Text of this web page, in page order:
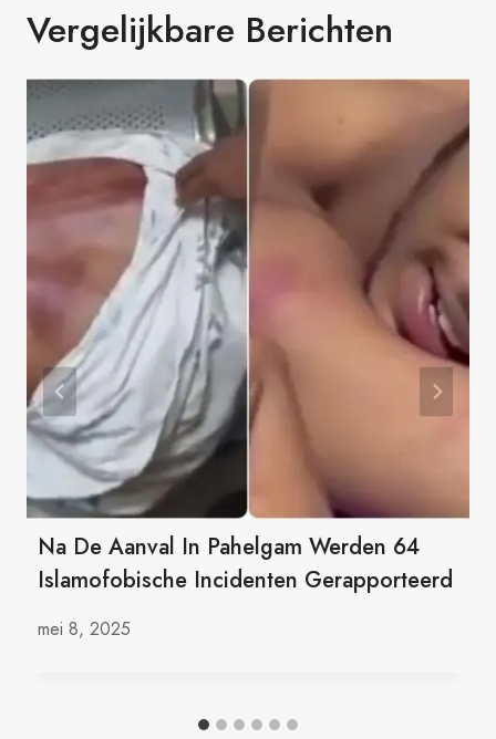
Vergelijkbare Berichten
Na De Aanval In Pahelgam Werden 64
Islamofobische Incidenten Gerapporteerd
mei 8, 2025